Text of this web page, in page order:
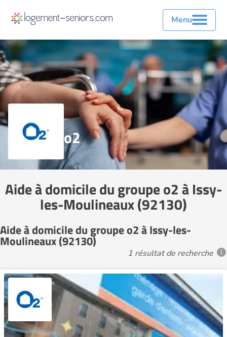
Menu
o2
Aide à domicile du groupe o2 à Issy-
les-Moulineaux (92130)
Aide à domicile du groupe o2 à Issy-les-
Moulineaux (92130)
1 résultat de recherche